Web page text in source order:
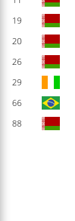
19
20
26
29
66
88